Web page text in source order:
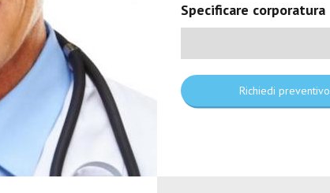
Specificare corporatura
Richiedi preventivo